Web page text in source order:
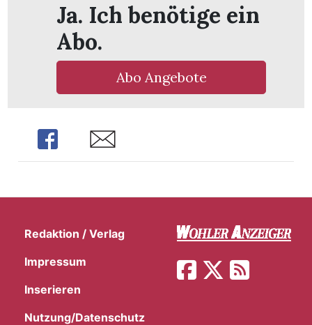
Ja. Ich benötige ein
Abo.
Abo Angebote
Share Share
Redaktion / Verlag
Impressum
Inserieren
Nutzung/Datenschutz